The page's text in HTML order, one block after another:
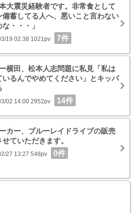
大震災経験者です。非常食として
備蓄してる人へ、悪いこと言わない
・・・」
19 02:38 1021pv 7件
横田、松本人志問題に私見「私は
いるんでやめてください」とキッパ
02 14:00 2952pv 14件
カー、ブルーレイドライブの販売
ていただきます。
27 13:27 548pv 0件